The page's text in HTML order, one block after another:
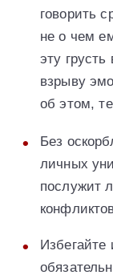
говорить
не о чем
эту
взрыву
об этом,
Без
личных
послужит
Избегайте